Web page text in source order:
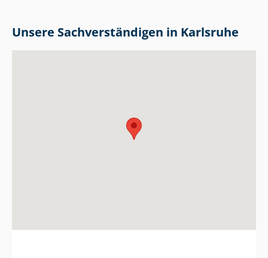
Unsere Sach­ver­stän­di­gen in Karlsruhe